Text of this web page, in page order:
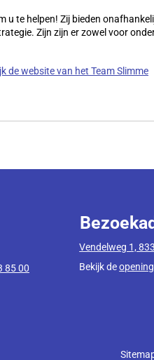
u te helpen! Zij bieden
Zijn zijn er zowel voor
de website van het Team Slimme
85 00
Vendelweg 1,
Bekijk de